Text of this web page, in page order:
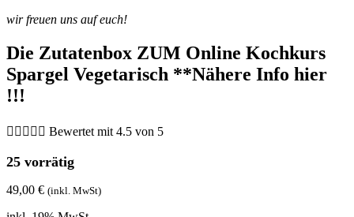
wir freuen uns auf euch!
Die Zutatenbox ZUM Online Kochkurs
Spargel Vegetarisch **Nähere Info hier
!!!
     Bewertet mit 4.5 von 5
25 vorrätig
49,00 € (inkl. MwSt)